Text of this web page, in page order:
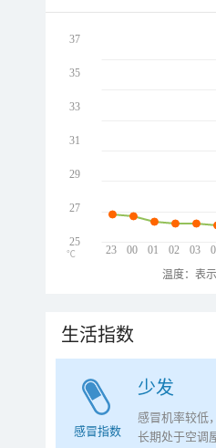
23 00 01 02 03
37
35
33
31
29
27
25
℃
温度：表
生活指数
少发
感冒指数
感冒机率较低
长期处于空调